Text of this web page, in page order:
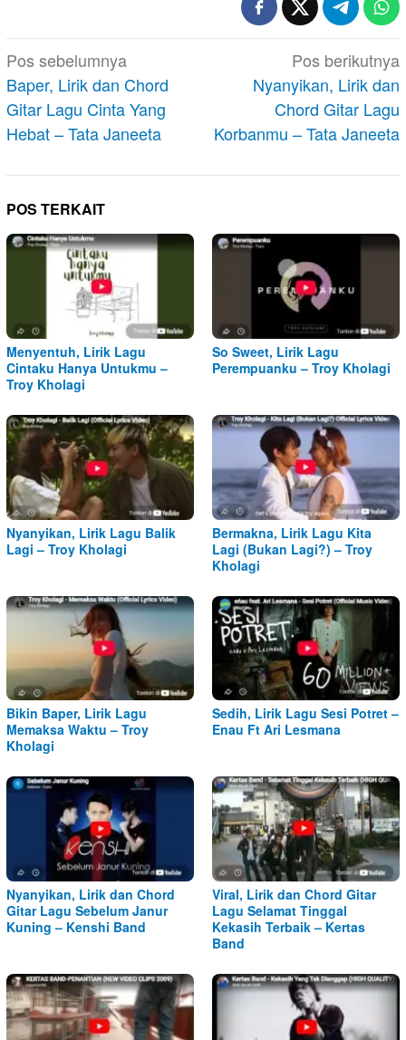
Navigasi
pos
Pos sebelumnya
Baper, Lirik dan Chord
Gitar Lagu Cinta Yang
Hebat – Tata Janeeta
Pos berikutnya
Nyanyikan, Lirik dan
Chord Gitar Lagu
Korbanmu – Tata Janeeta
POS TERKAIT
Menyentuh, Lirik Lagu
Cintaku Hanya Untukmu –
Troy Kholagi
So Sweet, Lirik Lagu
Perempuanku – Troy Kholagi
Nyanyikan, Lirik Lagu Balik
Lagi – Troy Kholagi
Bermakna, Lirik Lagu Kita
Lagi (Bukan Lagi?) – Troy
Kholagi
Bikin Baper, Lirik Lagu
Memaksa Waktu – Troy
Kholagi
Sedih, Lirik Lagu Sesi Potret –
Enau Ft Ari Lesmana
Nyanyikan, Lirik dan Chord
Gitar Lagu Sebelum Janur
Kuning – Kenshi Band
Viral, Lirik dan Chord Gitar
Lagu Selamat Tinggal
Kekasih Terbaik – Kertas
Band